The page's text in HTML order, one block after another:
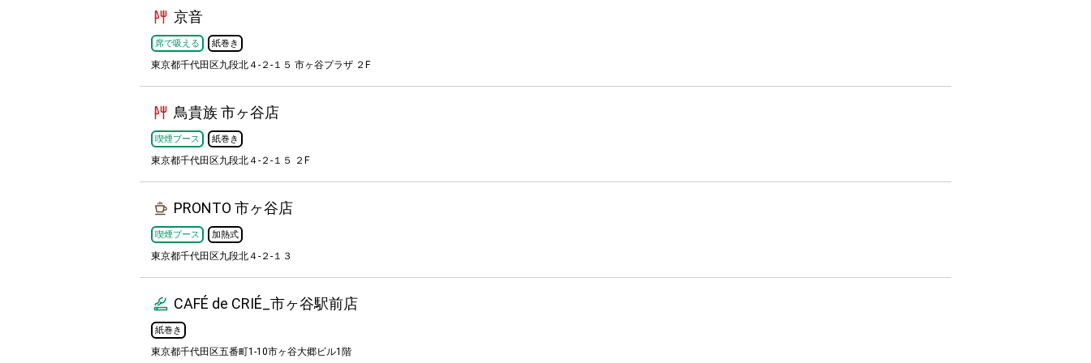
京音
席で吸える 紙巻き
東京都千代田区九段北４-２-１５ 市ヶ谷プラザ ２F
鳥貴族 市ヶ谷店
喫煙ブース 紙巻き
東京都千代田区九段北４-２-１５ ２F
PRONTO 市ヶ谷店
喫煙ブース 加熱式
東京都千代田区九段北４-２-１３
CAFÉ de CRIÉ_市ヶ谷駅前店
紙巻き
東京都千代田区五番町1-10市ヶ谷大郷ビル1階